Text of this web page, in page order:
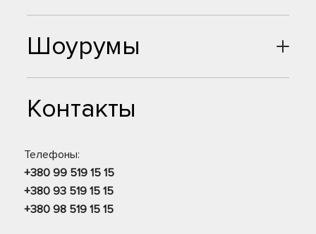
Шоурумы
Контакты
Телефоны:
+380 99 519 15 15
+380 93 519 15 15
+380 98 519 15 15